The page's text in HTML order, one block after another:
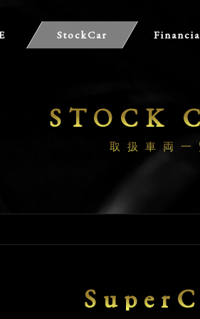
StockCar
STOCK
取扱車両一